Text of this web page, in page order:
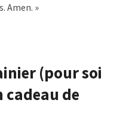
Amen. »
(pour soi
cadeau de